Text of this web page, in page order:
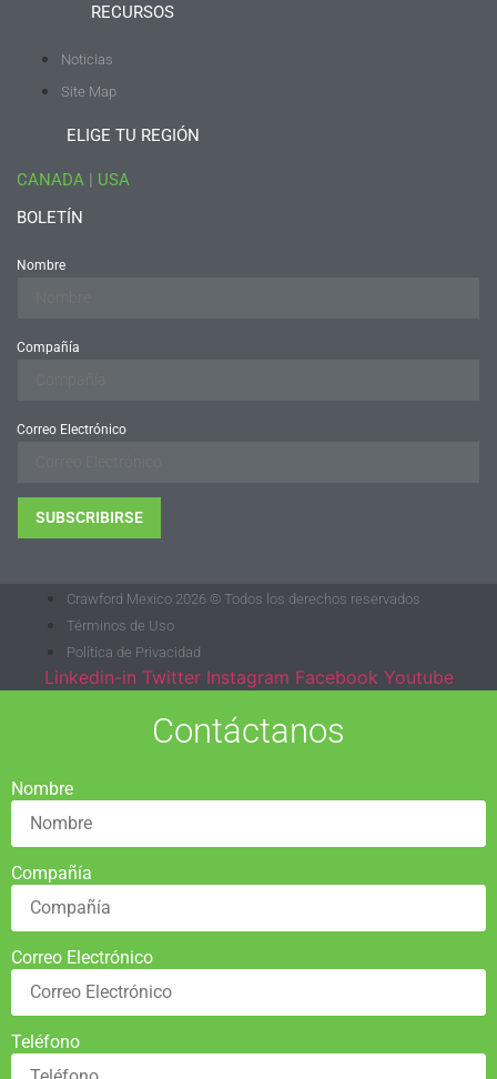
RECURSOS
Noticias
Site Map
ELIGE TU REGIÓN
CANADA | USA
BOLETÍN
Nombre
Compañía
Correo Electrónico
SUBSCRIBIRSE
Crawford Mexico 2026 © Todos los derechos reservados
Términos de Uso
Política de Privacidad
Linkedin-in Twitter Instagram Facebook Youtube
Contáctanos
Nombre
Compañía
Correo Electrónico
Teléfono